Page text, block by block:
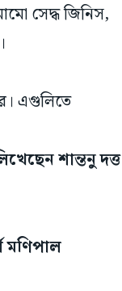
সেদ্ধ জিনিস,
এগুলিতে
শান্তনু দত্ত
মণিপাল